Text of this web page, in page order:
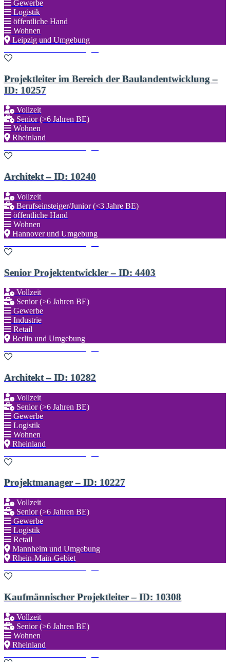
Gewerbe
Logistik
öffentliche Hand
Wohnen
Leipzig und Umgebung
Projektleiter im Bereich der Baulandentwicklung –
ID: 10257
Vollzeit
Senior (>6 Jahren BE)
Wohnen
Rheinland
Architekt – ID: 10240
Vollzeit
Berufseinsteiger/Junior (<3 Jahre BE)
öffentliche Hand
Wohnen
Hannover und Umgebung
Senior Projektentwickler – ID: 4403
Vollzeit
Senior (>6 Jahren BE)
Gewerbe
Industrie
Retail
Berlin und Umgebung
Architekt – ID: 10282
Vollzeit
Senior (>6 Jahren BE)
Gewerbe
Logistik
Wohnen
Rheinland
Projektmanager – ID: 10227
Vollzeit
Senior (>6 Jahren BE)
Gewerbe
Logistik
Retail
Mannheim und Umgebung
Rhein-Main-Gebiet
Kaufmännischer Projektleiter – ID: 10308
Vollzeit
Senior (>6 Jahren BE)
Wohnen
Rheinland